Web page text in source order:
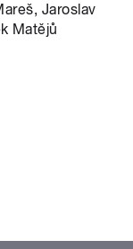
Jaroslav
Matějů